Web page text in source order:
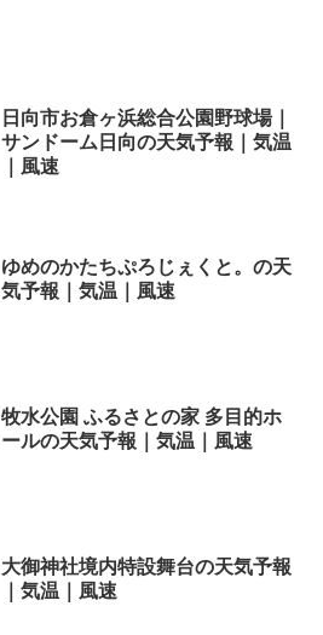
日向市お倉ヶ浜総合公園野球場｜
サンドーム日向の天気予報｜気温
｜風速
ゆめのかたちぷろじぇくと。の天
気予報｜気温｜風速
牧水公園 ふるさとの家 多目的ホ
ールの天気予報｜気温｜風速
大御神社境内特設舞台の天気予報
｜気温｜風速